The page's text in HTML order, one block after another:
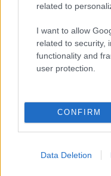
related to
I want to allow
related to security,
functionality and
user protection.
CONFIRM
Data Deletion
Monte
rinascita
Raid nelle